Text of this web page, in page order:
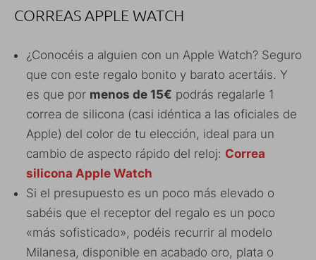
CORREAS APPLE WATCH
¿Conocéis a alguien con un Apple Watch? Seguro
que con este regalo bonito y barato acertáis. Y
es que por menos de 15€ podrás regalarle 1
correa de silicona (casi idéntica a las oficiales de
Apple) del color de tu elección, ideal para un
cambio de aspecto rápido del reloj: Correa
silicona Apple Watch
Si el presupuesto es un poco más elevado o
sabéis que el receptor del regalo es un poco
«más sofisticado», podéis recurrir al modelo
Milanesa, disponible en acabado oro, plata o